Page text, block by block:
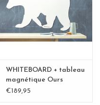
WHITEBOARD + tableau
magnétique Ours
polaire XL-Special
€189,95